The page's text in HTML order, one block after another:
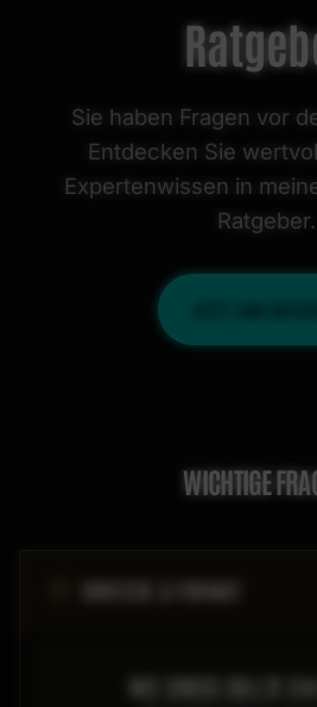
Sie haben Fragen vor
Entdecken Sie
Expertenwissen in
Ratgeber.
WICHTIGE
GROESSE & FORMAT
WIE GROSS SOLLTE